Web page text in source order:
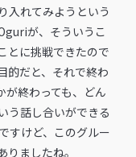
入れてみようという
が、そういうこ
とに挑戦できたので
的だと、それで終わ
終わっても、どん
う話し合いができる
すけど、このグルー
ましたね。